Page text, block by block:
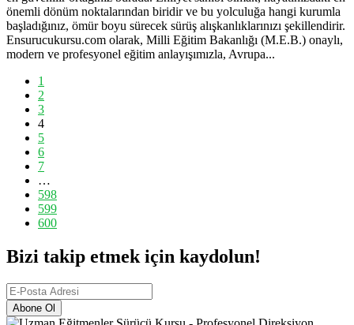
önemli dönüm noktalarından biridir ve bu yolculuğa hangi kurumla
başladığınız, ömür boyu sürecek sürüş alışkanlıklarınızı şekillendirir.
Ensurucukursu.com olarak, Milli Eğitim Bakanlığı (M.E.B.) onaylı,
modern ve profesyonel eğitim anlayışımızla, Avrupa...
1
2
3
4
5
6
7
…
598
599
600
Bizi takip etmek için kaydolun!
Abone Ol